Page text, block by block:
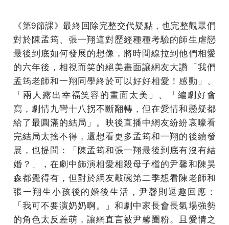
《第9節課》最終回除完整交代疑點，也完整觀眾們
對於陳孟筠、張一翔這對歷經種種考驗的師生虐戀
最後到底如何發展的想像，將時間線拉到他們相愛
的六年後，相視而笑的絕美畫面讓網友大讚「我們
孟筠老師和一翔同學終於可以好好相愛！感動」、
「兩人露出幸福笑容的畫面太美」、「編劇好會
寫，劇情九彎十八拐不斷翻轉，但在愛情和懸疑都
給了最圓滿的結局」。映後直播中網友紛紛哀嚎看
完結局太捨不得，還想看更多孟筠和一翔的後續發
展，也提問：「陳孟筠和張一翔最後到底有沒有結
婚？」，在劇中飾演相愛相殺母子檔的尹馨和陳昊
森都覺得有，但對於網友敲碗第二季想看陳老師和
張一翔生小孩後的婚後生活，尹馨則逗趣回應：
「我可不要演奶奶啊。」和劇中家長會長氣場強勢
的角色太反差萌，讓網直言被尹馨圈粉。且愛情之